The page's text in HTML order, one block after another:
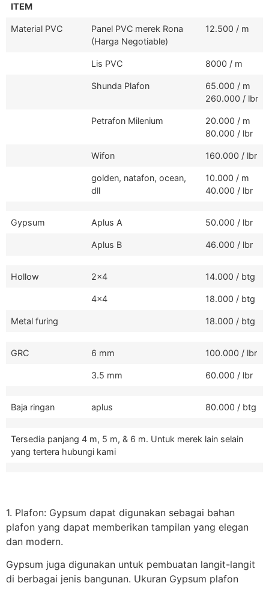
ITEM
Material PVC
Panel PVC merek Rona
(Harga Negotiable)
12.500 / m
Lis PVC 8000 / m
Shunda Plafon
65.000 / m
260.000 / lbr
Petrafon Milenium
20.000 / m
80.000 / lbr
Wifon 160.000 / lbr
golden, natafon, ocean,
dll
10.000 / m
40.000 / lbr
Gypsum Aplus A 50.000 / lbr
Aplus B 46.000 / lbr
Hollow 2x4 14.000 / btg
4x4 18.000 / btg
Metal furing 18.000 / btg
GRC 6 mm 100.000 / lbr
3.5 mm 60.000 / lbr
Baja ringan aplus 80.000 / btg
Tersedia panjang 4 m, 5 m, & 6 m. Untuk merek lain selain
yang tertera hubungi kami
1. Plafon: Gypsum dapat digunakan sebagai bahan
plafon yang dapat memberikan tampilan yang elegan
dan modern.
Gypsum juga digunakan untuk pembuatan langit-langit
di berbagai jenis bangunan. Ukuran Gypsum plafon